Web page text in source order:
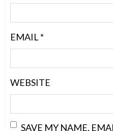
EMAIL*
WEBSITE
SAVE MY NAME,